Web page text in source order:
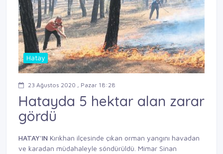
Hatay
23 Ağustos 2020 , Pazar 18:28
Hatayda 5 hektar alan zarar
gördü
HATAY'IN Kırıkhan ilçesinde çıkan orman yangını havadan
ve karadan müdahaleyle söndürüldü. Mimar Sinan